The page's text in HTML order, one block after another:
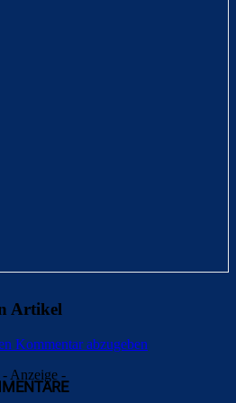
Artikel
Kommentar abzugeben